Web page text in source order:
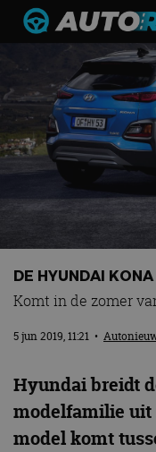
Autonieuws
Podcast
Autotests
Automerken
Adverteren
DE HYUNDAI
Komt in de zomer
5 jun 2019, 11:21 •
Hyundai breidt
modelfamilie uit
model komt